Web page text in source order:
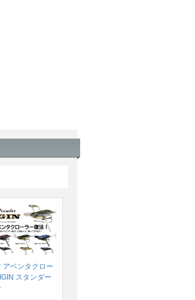
アベンタクロー
スタンダー